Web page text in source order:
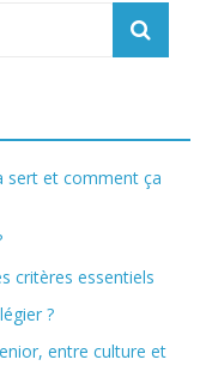
sert et comment ça
critères essentiels
?
entre culture et